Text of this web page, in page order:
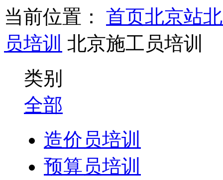
当前位置： 首页北京站
员培训 北京施工员培训
类别
全部
造价员培训
预算员培训